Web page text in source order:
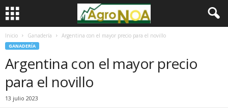
Inicio Ganadería Argentina con el mayor precio para el novillo
GANADERÍA
Argentina con el mayor precio
para el novillo
13 julio 2023